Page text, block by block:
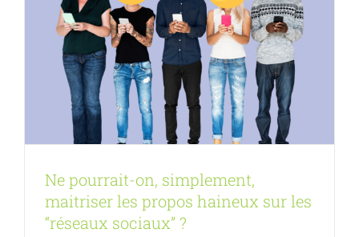
Ne pourrait-on, simplement,
maitriser les propos haineux sur les
“réseaux sociaux” ?